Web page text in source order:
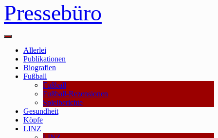
Pressebüro
Main
Allerlei
Publikationen
Biografien
Fußball
Fußball
Fußball-Rezensionen
Spielberichte
Gesundheit
Köpfe
LINZ